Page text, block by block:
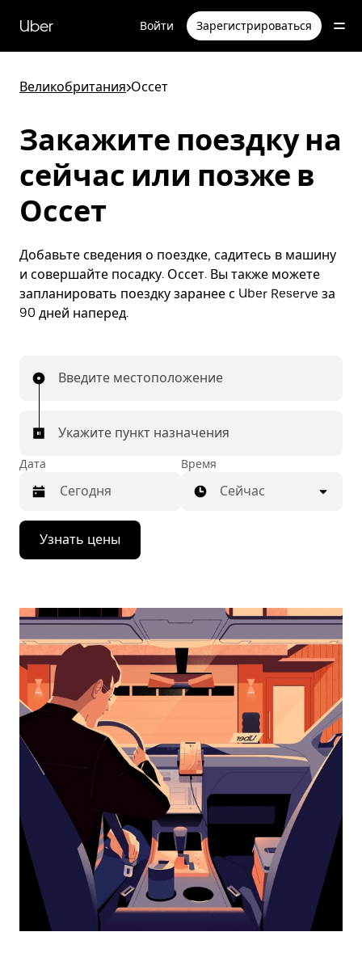
перейти
к
содержимому
Uber Войти Зарегистрироваться
Великобритания>Оссет
Закажите поездку на
сейчас или позже в
Оссет
Добавьте сведения о поездке, садитесь в машину
и совершайте посадку. Оссет. Вы также можете
запланировать поездку заранее с Uber Reserve за
90 дней наперед.
Введите местоположение
Укажите пункт назначения
Дата
Нажмите
стрелку
вниз,
календарю
выбрать
дату.
Чтобы
закрыть
календарь,
нажмите
Esc.
Время
Сейчас
Узнать цены